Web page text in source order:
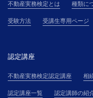
不動産実務検定とは 種類に
受験方法 受講生専用ページ
認定講座
不動産実務検定認定講座 相
認定講座一覧 認定講師の紹